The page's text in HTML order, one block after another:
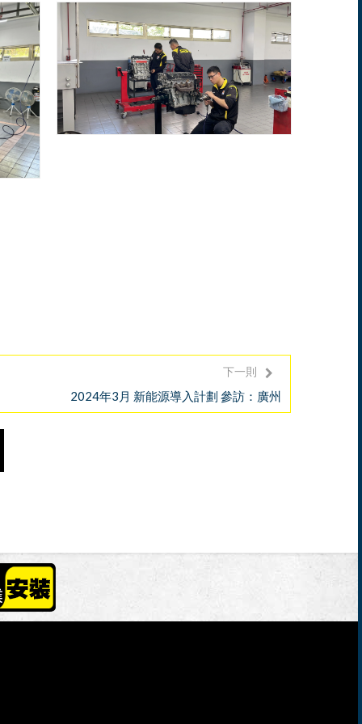
下一則
2024年3月 新能源導入計劃 參訪：廣州